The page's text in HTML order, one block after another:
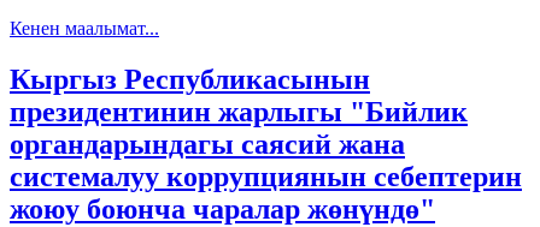
Кенен маалымат...
Кыргыз Республикасынын
президентинин жарлыгы "Бийлик
органдарындагы саясий жана
системалуу коррупциянын себептерин
жоюу боюнча чаралар жөнүндө"